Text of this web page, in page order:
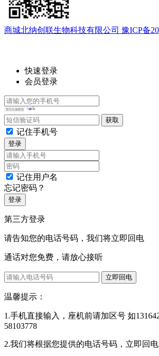
商城北纳创联生物科技有限公司 豫ICP备
快速登录
会员登录
记住手机号
登录
记住用户名
忘记密码？
登录
第三方登录
请告知您的电话号码，我们将立即回电
通话对您免费，请放心接听
立即回电
温馨提示：
1.手机直接输入，座机前请加区号 如
58103778
2.我们将根据您提供的电话号码，立即回